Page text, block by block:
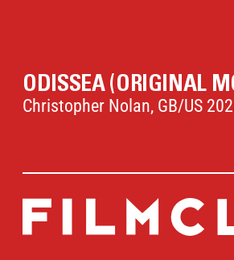
ODISSEA (ORIGINAL
Christopher Nolan, GB/US